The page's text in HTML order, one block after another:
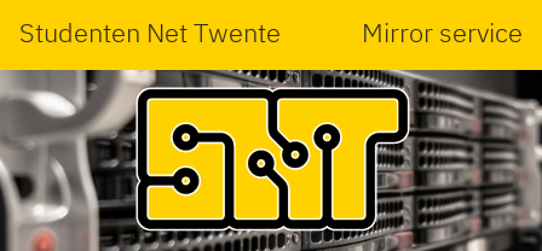
Studenten Net Twente Mirror service